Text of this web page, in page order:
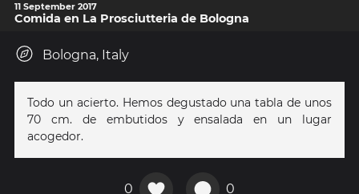
11 September 2017
Comida en La Prosciutteria de Bologna
Bologna, Italy
Todo un acierto. Hemos degustado una tabla de unos
70 cm. de embutidos y ensalada en un lugar
acogedor.
0 0